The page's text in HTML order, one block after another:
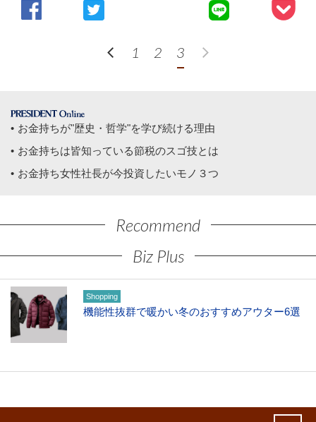
1 2 3
お金持ちが"歴史・哲学"を学び続ける理由
お金持ちは皆知っている節税のスゴ技とは
お金持ち女性社長が今投資したいモノ３つ
Recommend
Biz Plus
Shopping
機能性抜群で暖かい冬のおすすめアウター6選